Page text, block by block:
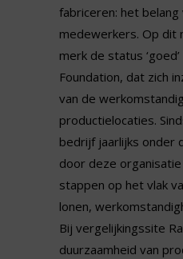
fabriceren: het belang
medewerkers. Op dit
merk de status
Foundation, dat zich
van de
productielocaties.
bedrijf jaarlijks onder
door deze
stappen op het vlak
lonen,
Bij vergelijkingssite
duurzaamheid van